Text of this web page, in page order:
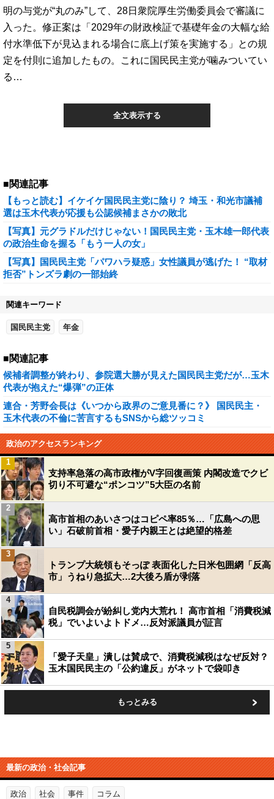
明の与党が“丸のみ”して、28日衆院厚生労働委員会で審議に
入った。修正案は「2029年の財政検証で基礎年金の大幅な給
付水準低下が見込まれる場合に底上げ策を実施する」との規
定を付則に追加したもの。これに国民民主党が噛みついてい
る…
全文表示する
■関連記事
【もっと読む】イケイケ国民民主党に陰り？ 埼玉・和光市議補
選は玉木代表が応援も公認候補まさかの敗北
【写真】元グラドルだけじゃない！国民民主党・玉木雄一郎代表
の政治生命を握る「もう一人の女」
【写真】国民民主党「パワハラ疑惑」女性議員が逃げた！ “取材
拒否”トンズラ劇の一部始終
関連キーワード
国民民主党 年金
■関連記事
候補者調整が終わり、参院選大勝が見えた国民民主党だが…玉木
代表が抱えた“爆弾”の正体
連合・芳野会長は《いつから政界のご意見番に？》 国民民主・
玉木代表の不倫に苦言するもSNSから総ツッコミ
政治のアクセスランキング
支持率急落の高市政権がV字回復画策 内閣改造でクビ
切り不可避な“ポンコツ”5大臣の名前
1
高市首相のあいさつはコピペ率85％…「広島への思
い」石破前首相・愛子内親王とは絶望的格差
2
トランプ大統領もそっぽ 表面化した日米包囲網「反高
市」うねり急拡大…2大後ろ盾が剥落
3
自民税調会が紛糾し党内大荒れ！ 高市首相「消費税減
税」でいよいよトドメ…反対派議員が証言
4
「愛子天皇」潰しは賛成で、消費税減税はなぜ反対？
玉木国民民主の「公約違反」がネットで袋叩き
5
もっとみる
最新の政治・社会記事
政治 社会 事件 コラム